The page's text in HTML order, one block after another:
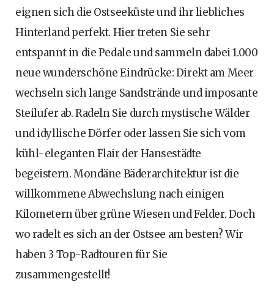
eignen sich die Ostseeküste und ihr liebliches
Hinterland perfekt. Hier treten Sie sehr
entspannt in die Pedale und sammeln dabei 1.000
neue wunderschöne Eindrücke: Direkt am Meer
wechseln sich lange Sandstrände und imposante
Steilufer ab. Radeln Sie durch mystische Wälder
und idyllische Dörfer oder lassen Sie sich vom
kühl-eleganten Flair der Hansestädte
begeistern. Mondäne Bäderarchitektur ist die
willkommene Abwechslung nach einigen
Kilometern über grüne Wiesen und Felder. Doch
wo radelt es sich an der Ostsee am besten? Wir
haben 3 Top-Radtouren für Sie
zusammengestellt!